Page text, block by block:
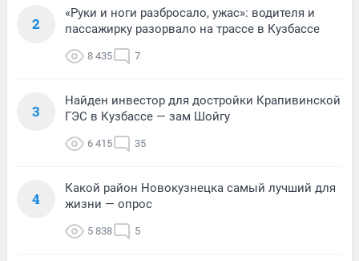
2
«Руки и ноги разбросало, ужас»: водителя и
пассажирку разорвало на трассе в Кузбассе
8 435 7
3
Найден инвестор для достройки Крапивинской
ГЭС в Кузбассе — зам Шойгу
6 415 35
4
Какой район Новокузнецка самый лучший для
жизни — опрос
5 838 5